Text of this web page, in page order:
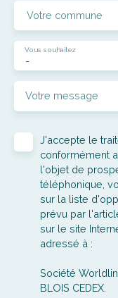
Votre commune
-
Vous souhaitez
Votre message
J'accepte le
conformément
l'objet de
téléphonique,
sur la liste
prévu par
sur le site
adressé à :
Société
BLOIS CEDEX.